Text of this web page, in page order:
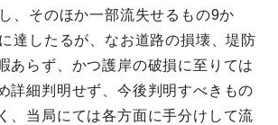
、そのほか一部流失せるもの9か
達したるが、なお道路の損壊、堤防
あらず、かつ護岸の破損に至りては
詳細判明せず、今後判明すべきもの
、当局にては各方面に手分けして流